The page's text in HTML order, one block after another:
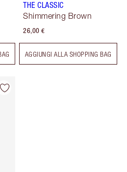
THE CLASSIC
Shimmering Brown
26,00 €
AGGIUNGI ALLA SHOPPING BAG